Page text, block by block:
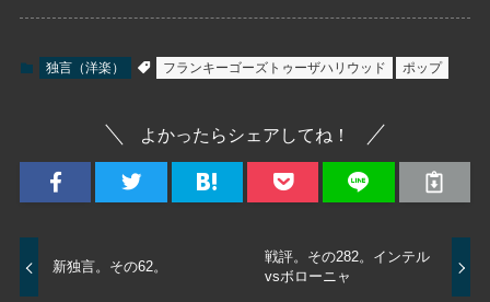
独言（洋楽） フランキーゴーズトゥーザハリウッド ポップ
よかったらシェアしてね！
新独言。その62。
戦評。その282。インテル
vsボローニャ